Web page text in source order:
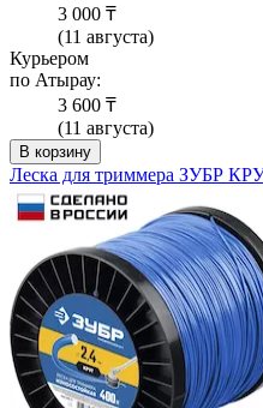
3 000 ₸
(11 августа)
Курьером
по Атырау:
3 600 ₸
(11 августа)
В корзину
Леска для триммера ЗУБР